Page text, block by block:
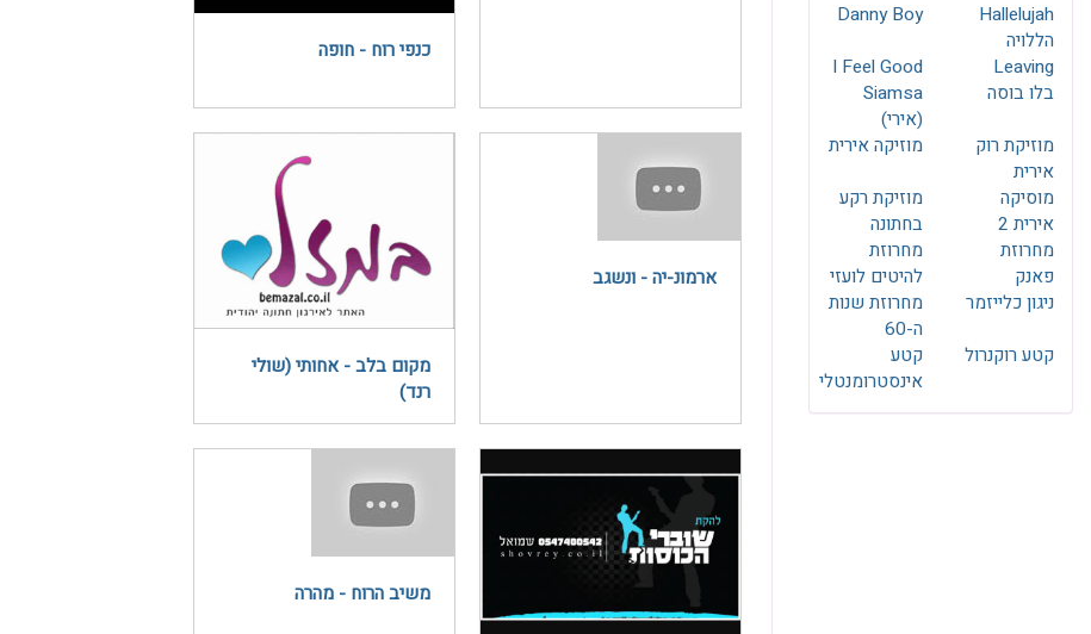
כנפי רוח - חופה
ארמונ-יה - ונשגב
מקום בלב - אחותי (שולי
רנד)
משיב הרוח - מהרה
Danny Boy
Hallelujah
הללויה
I Feel Good
Leaving
Siamsa
(אירי)
בלו בוסה
מוזיקה אירית
מוזיקת רוק
אירית
מוזיקת רקע
בחתונה
מוסיקה
אירית 2
מחרוזת
להיטים לועזי
מחרוזת
פאנק
מחרוזת שנות
ה-60
ניגון כלייזמר
קטע
אינסטרומנטלי
קטע רוקנרול